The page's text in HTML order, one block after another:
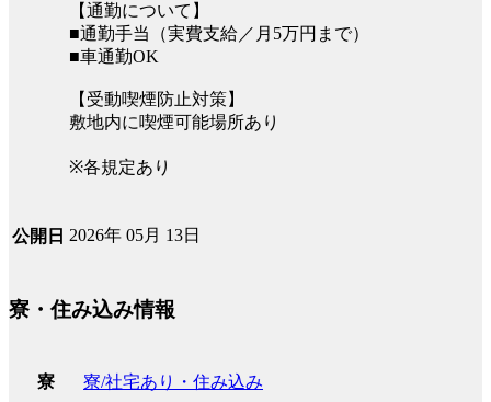
【通勤について】
■通勤手当（実費支給／月5万円まで）
■車通勤OK
【受動喫煙防止対策】
敷地内に喫煙可能場所あり
※各規定あり
公開日 2026年 05月 13日
寮・住み込み情報
寮 寮/社宅あり・住み込み